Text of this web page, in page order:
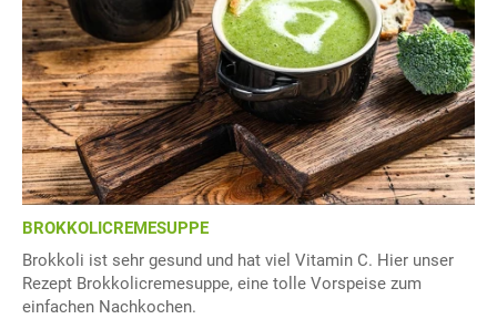
BROKKOLICREMESUPPE
Brokkoli ist sehr gesund und hat viel Vitamin C. Hier unser
Rezept Brokkolicremesuppe, eine tolle Vorspeise zum
einfachen Nachkochen.